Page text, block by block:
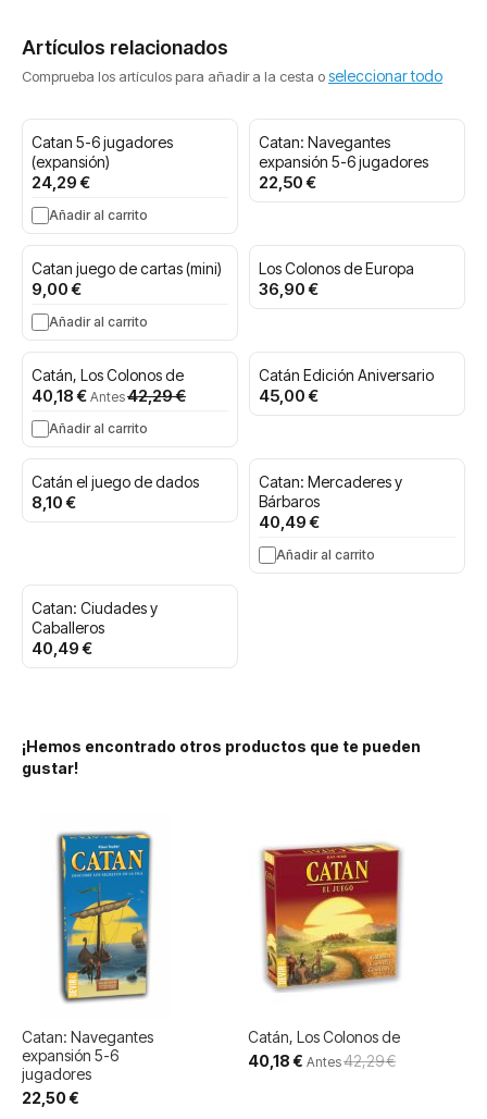
Artículos relacionados
Comprueba los artículos para añadir a la cesta oseleccionar todo
Catan 5-6 jugadores
(expansión)
24,29 €
Añadir al carrito
Catan: Navegantes
expansión 5-6 jugadores
22,50 €
Catan juego de cartas (mini)
9,00 €
Añadir al carrito
Los Colonos de Europa
36,90 €
Catán, Los Colonos de
Precio
especial
40,18 € Antes42,29 €
Añadir al carrito
Catán Edición Aniversario
45,00 €
Catán el juego de dados
8,10 €
Catan: Mercaderes y
Bárbaros
40,49 €
Añadir al carrito
Catan: Ciudades y
Caballeros
40,49 €
¡Hemos encontrado otros productos que te pueden
gustar!
Catan: Navegantes
expansión 5-6
jugadores
22,50 €
Catán, Los Colonos de
Precio
especial
40,18 € Antes42,29 €